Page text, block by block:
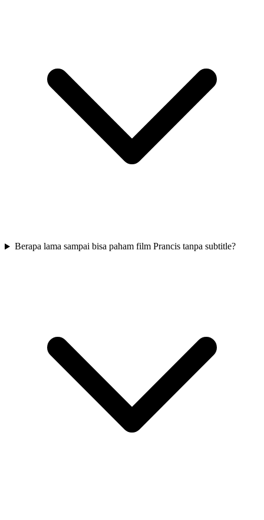
Berapa lama sampai bisa paham film Prancis tanpa subtitle?